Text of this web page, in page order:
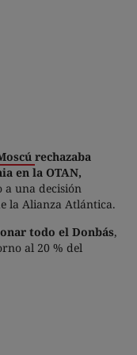
rechazaba
en la OTAN,
a una decisión
la Alianza Atlántica.
todo el Donbás,
al 20 % del